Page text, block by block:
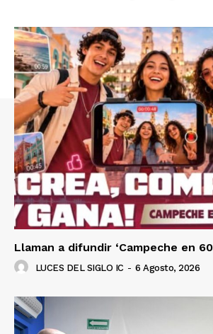
Empresa
Nosotros
Contacto
Política de privacidad
Políticas del Sitio
Información Propietaria / Financiación
Mi cuenta
Llaman a difundir ‘Campeche en
LUCES DEL SIGLO IC - 6 Agosto, 2026